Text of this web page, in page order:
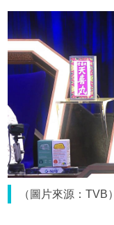
（圖片來源：TVB）